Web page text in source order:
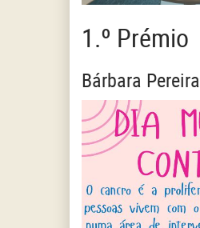
1.º Prémio
Bárbara Pereira